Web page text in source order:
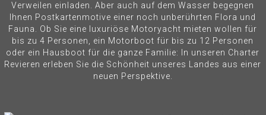
Verweilen einladen. Aber auch auf dem Wasser begegnen
Ihnen Postkartenmotive einer noch unberührten Flora und
Fauna. Ob Sie eine luxuriöse Motoryacht mieten wollen für
bis zu 4 Personen, ein Motorboot für bis zu 12 Personen
oder ein Hausboot für die ganze Familie: In unseren Charter
Revieren erleben Sie die Schönheit unseres Landes aus einer
neuen Perspektive.